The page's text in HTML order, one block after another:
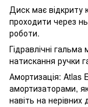
Диск має відкриту
проходити через
роботи.
Гідравлічні
натискання ручки
Амортизація: Atlas
амортизаторами,
навіть на нерівних